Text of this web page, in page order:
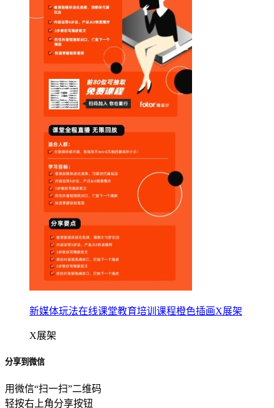
新媒体玩法在线课堂教育培训课程橙色插画X展架
X展架
分享到微信
用微信“扫一扫”二维码
轻按右上角分享按钮